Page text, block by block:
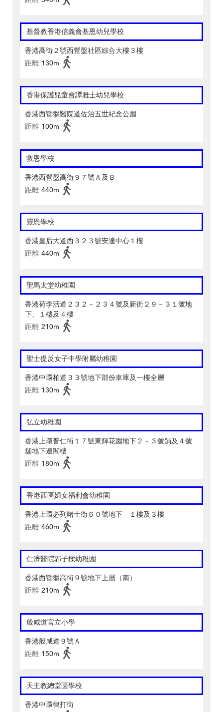
基督教香港信義會基恩幼兒學校
香港高街２號西營盤社區綜合大樓３樓
距離 130m
香港保護兒童會譚雅士幼兒學校
香港西營盤醫院道佐治五世紀念公園
距離 100m
救恩學校
香港西營盤高街９７號Ａ及Ｂ
距離 440m
靈恩學校
香港皇后大道西３２３號安達中心１樓
距離 440m
聖馬太堂幼稚園
香港荷李活道２３２－２３４號及新街２９－３１號地
下、１樓及４樓
距離 210m
聖士提反女子中學附屬幼稚園
香港中環柏道３３號地下部份車庫及一樓全層
距離 130m
弘立幼稚園
香港上環普仁街１７號東輝花園地下２－３號舖及４號
舖地下連閣樓
距離 180m
香港西區婦女福利會幼稚園
香港上環必列啫士街６０號地下 １樓及３樓
距離 460m
仁濟醫院郭子樑幼稚園
香港西營盤高街９號地下上層（南）
距離 210m
般咸道官立小學
香港般咸道９號Ａ
距離 150m
天主教總堂區學校
香港中環律打街